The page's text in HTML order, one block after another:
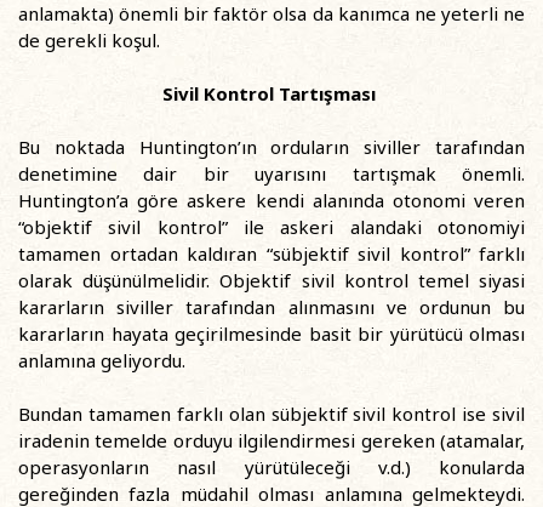
anlamakta) önemli bir faktör olsa da kanımca ne yeterli ne
de gerekli koşul.
Sivil Kontrol Tartışması
Bu noktada Huntington’ın orduların siviller tarafından
denetimine dair bir uyarısını tartışmak önemli.
Huntington’a göre askere kendi alanında otonomi veren
“objektif sivil kontrol” ile askeri alandaki otonomiyi
tamamen ortadan kaldıran “sübjektif sivil kontrol” farklı
olarak düşünülmelidir. Objektif sivil kontrol temel siyasi
kararların siviller tarafından alınmasını ve ordunun bu
kararların hayata geçirilmesinde basit bir yürütücü olması
anlamına geliyordu.
Bundan tamamen farklı olan sübjektif sivil kontrol ise sivil
iradenin temelde orduyu ilgilendirmesi gereken (atamalar,
operasyonların nasıl yürütüleceği v.d.) konularda
gereğinden fazla müdahil olması anlamına gelmekteydi.